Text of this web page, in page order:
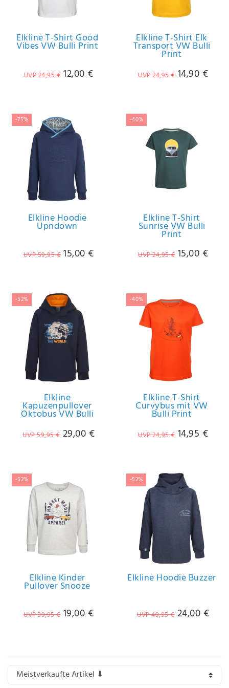
IHRE E-MAIL ADRESSE
ANMERKUNGEN UND FILTERWÜNSCHE
Hiermit
bestätige
ich, dass
ich die
Daten­
schutz­
erklärung
gelesen
habe. *
e
Elkline T-Shirt Good
Vibes VW Bulli Print
UVP 24,95 € 12,00 €
Elkline T-Shirt Elk
Transport VW Bulli
Print
UVP 24,95 € 14,90 €
-75%
Elkline Hoodie
Upndown
UVP 59,95 € 15,00 €
-40%
Elkline T-Shirt
Sunrise VW Bulli
Print
UVP 24,95 € 15,00 €
-52%
Elkline
Kapuzenpullover
Oktobus VW Bulli
UVP 59,95 € 29,00 €
-40%
Elkline T-Shirt
Curvybus mit VW
Bulli Print
UVP 24,95 € 14,95 €
-52%
Elkline Kinder
Pullover Snooze
UVP 39,95 € 19,00 €
-52%
Elkline Hoodie Buzzer
UVP 49,95 € 24,00 €